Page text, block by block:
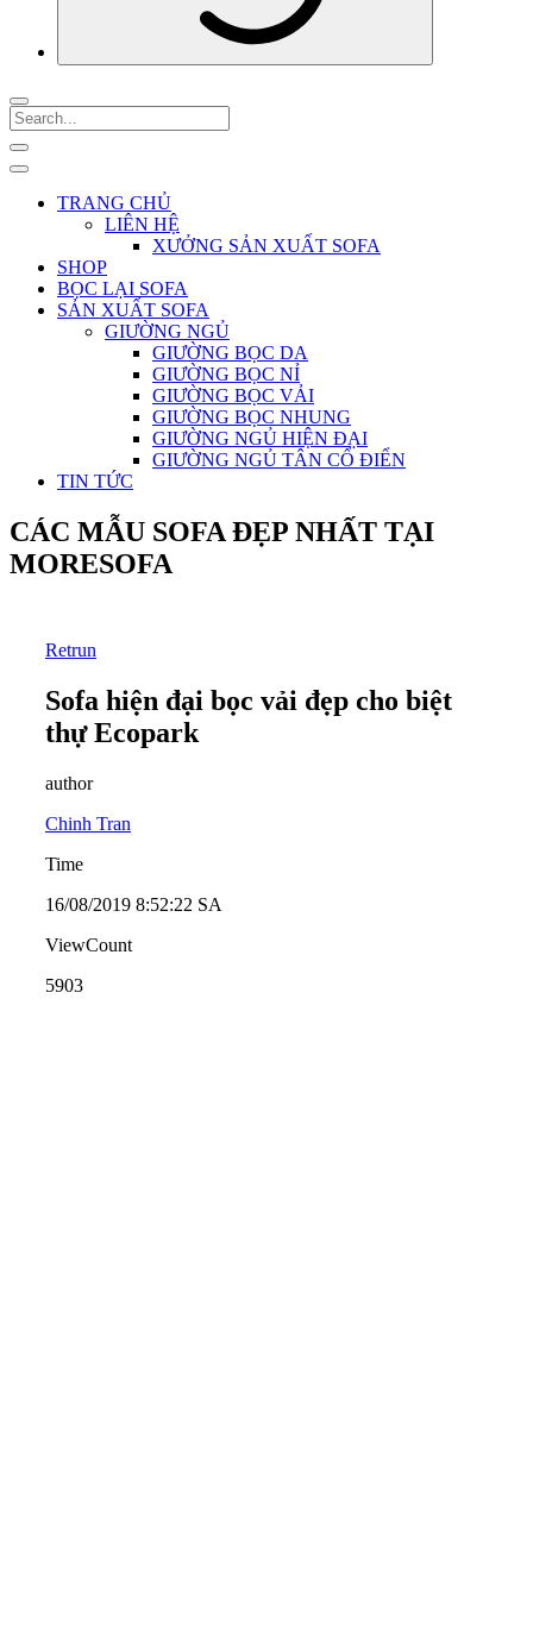
TRANG CHỦ
LIÊN HỆ
XƯỞNG SẢN XUẤT SOFA
SHOP
BỌC LẠI SOFA
SẢN XUẤT SOFA
GIƯỜNG NGỦ
GIƯỜNG BỌC DA
GIƯỜNG BỌC NỈ
GIƯỜNG BỌC VẢI
GIƯỜNG BỌC NHUNG
GIƯỜNG NGỦ HIỆN ĐẠI
GIƯỜNG NGỦ TÂN CỔ ĐIỂN
TIN TỨC
CÁC MẪU SOFA ĐẸP NHẤT TẠI
MORESOFA
Retrun
Sofa hiện đại bọc vải đẹp cho biệt
thự Ecopark
author
Chinh Tran
Time
16/08/2019 8:52:22 SA
ViewCount
5903